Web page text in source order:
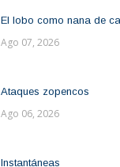
El lobo como nana de
Ago 07, 2026
Ataques zopencos
Ago 06, 2026
Instantáneas